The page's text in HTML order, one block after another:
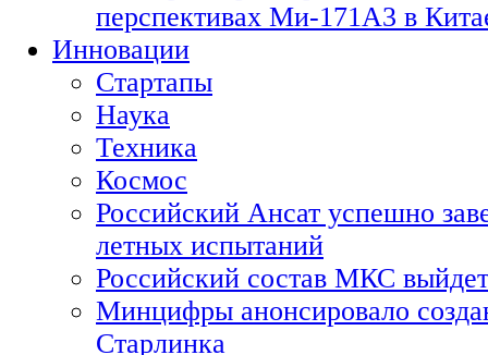
перспективах Ми-171А3 в
Инновации
Стартапы
Наука
Техника
Космос
Российский Ансат успешно
летных испытаний
Российский состав МКС
Минцифры анонсировало
Старлинка